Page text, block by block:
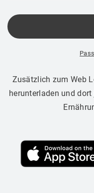
Zusätzlich zum Web
herunterladen und